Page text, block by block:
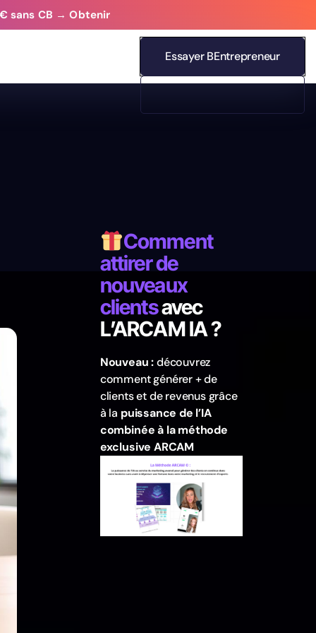
sans CB → Obtenir
Essayer BEntrepreneur
Comment
attirer de
nouveaux
clientsavec
L’ARCAM IA ?
Nouveau :découvrez
comment générer + de
clients et de revenus grâce
à la puissance de l’IA
combinée à la méthode
exclusive ARCAM